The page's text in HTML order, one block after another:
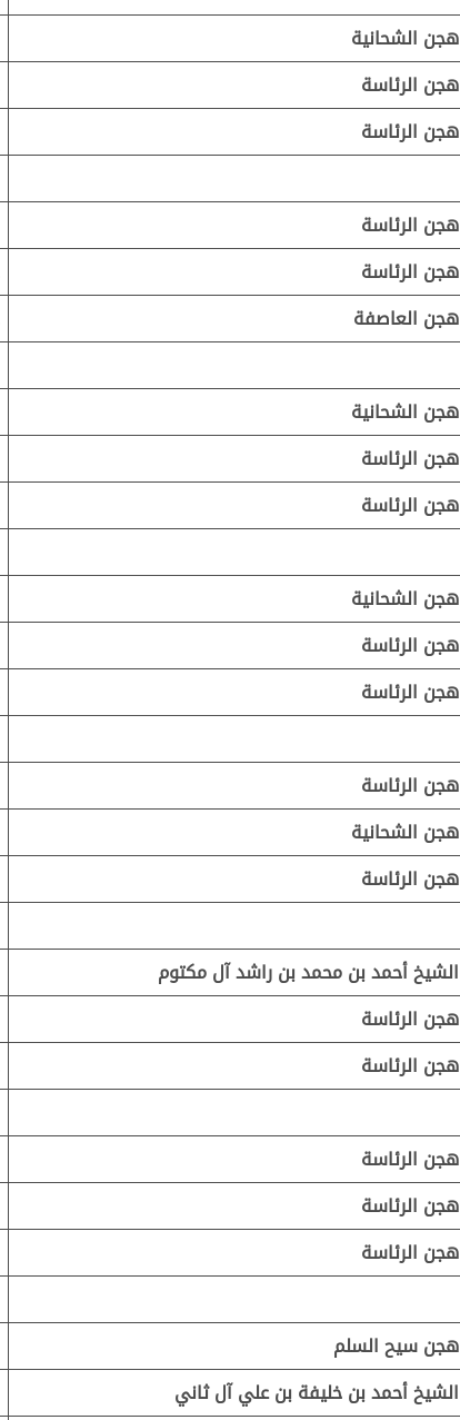
هجن الشحانية
هجن الرئاسة
هجن الرئاسة
هجن الرئاسة
هجن الرئاسة
هجن العاصفة
هجن الشحانية
هجن الرئاسة
هجن الرئاسة
هجن الشحانية
هجن الرئاسة
هجن الرئاسة
هجن الرئاسة
هجن الشحانية
هجن الرئاسة
الشيخ أحمد بن محمد بن راشد آل مكتوم
هجن الرئاسة
هجن الرئاسة
هجن الرئاسة
هجن الرئاسة
هجن الرئاسة
هجن سيح السلم
الشيخ أحمد بن خليفة بن علي آل ثاني